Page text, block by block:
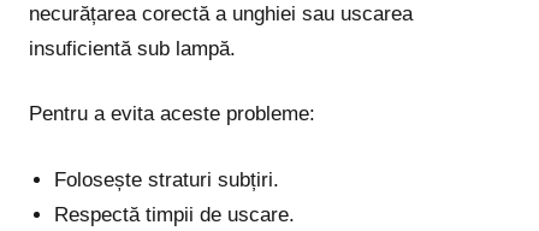
necurățarea corectă a unghiei sau uscarea
insuficientă sub lampă.
Pentru a evita aceste probleme:
Folosește straturi subțiri.
Respectă timpii de uscare.